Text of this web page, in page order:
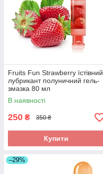
Fruits Fun Strawberry їстівний
лубрикант полуничний гель-
змазка 80 мл
В наявності
250 ₴ 350 ₴
Купити
–29%